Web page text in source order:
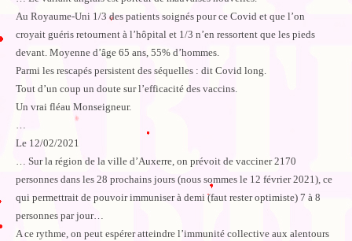
Au Royaume-Uni 1/3 des patients soignés pour ce Covid et que l’on
croyait guéris retournent à l’hôpital et 1/3 n’en ressortent que les pieds
devant. Moyenne d’âge 65 ans, 55% d’hommes.
Parmi les rescapés persistent des séquelles : dit Covid long.
Tout d’un coup un doute sur l’efficacité des vaccins.
Un vrai fléau Monseigneur.
…
Le 12/02/2021
… Sur la région de la ville d’Auxerre, on prévoit de vacciner 2170
personnes dans les 28 prochains jours (nous sommes le 12 février 2021), ce
qui permettrait de pouvoir immuniser à demi (faut rester optimiste) 7 à 8
personnes par jour…
A ce rythme, on peut espérer atteindre l’immunité collective aux alentours